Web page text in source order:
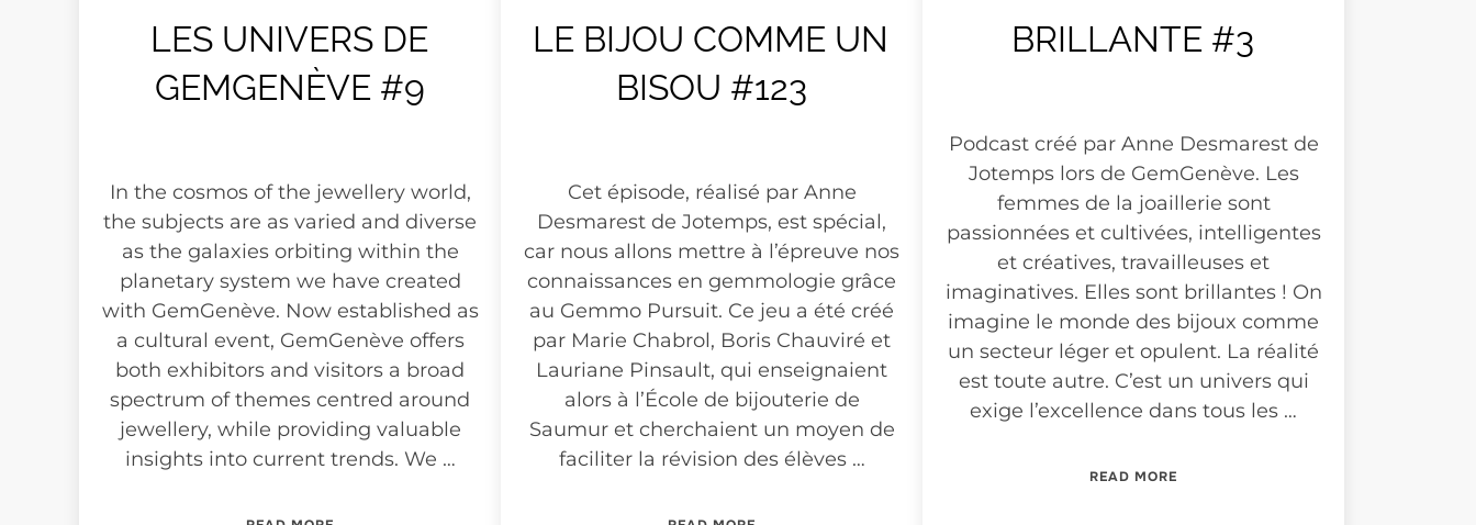
LES UNIVERS DE
GEMGENÈVE #9
In the cosmos of the jewellery world,
the subjects are as varied and diverse
as the galaxies orbiting within the
planetary system we have created
with GemGenève. Now established as
a cultural event, GemGenève offers
both exhibitors and visitors a broad
spectrum of themes centred around
jewellery, while providing valuable
insights into current trends. We …
LE BIJOU COMME UN
BISOU #123
Cet épisode, réalisé par Anne
Desmarest de Jotemps, est spécial,
car nous allons mettre à l’épreuve nos
connaissances en gemmologie grâce
au Gemmo Pursuit. Ce jeu a été créé
par Marie Chabrol, Boris Chauviré et
Lauriane Pinsault, qui enseignaient
alors à l’École de bijouterie de
Saumur et cherchaient un moyen de
faciliter la révision des élèves …
BRILLANTE #3
Podcast créé par Anne Desmarest de
Jotemps lors de GemGenève. Les
femmes de la joaillerie sont
passionnées et cultivées, intelligentes
et créatives, travailleuses et
imaginatives. Elles sont brillantes ! On
imagine le monde des bijoux comme
un secteur léger et opulent. La réalité
est toute autre. C’est un univers qui
exige l’excellence dans tous les …
READ MORE